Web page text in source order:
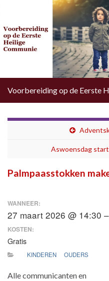
Voorbereiding op de Eerste
Aswoensdag
Palmpaasstokken
WANNEER:
27 maart 2026 @ 14:30
KOSTEN:
Gratis
KINDEREN OUDERS
Alle communicanten en